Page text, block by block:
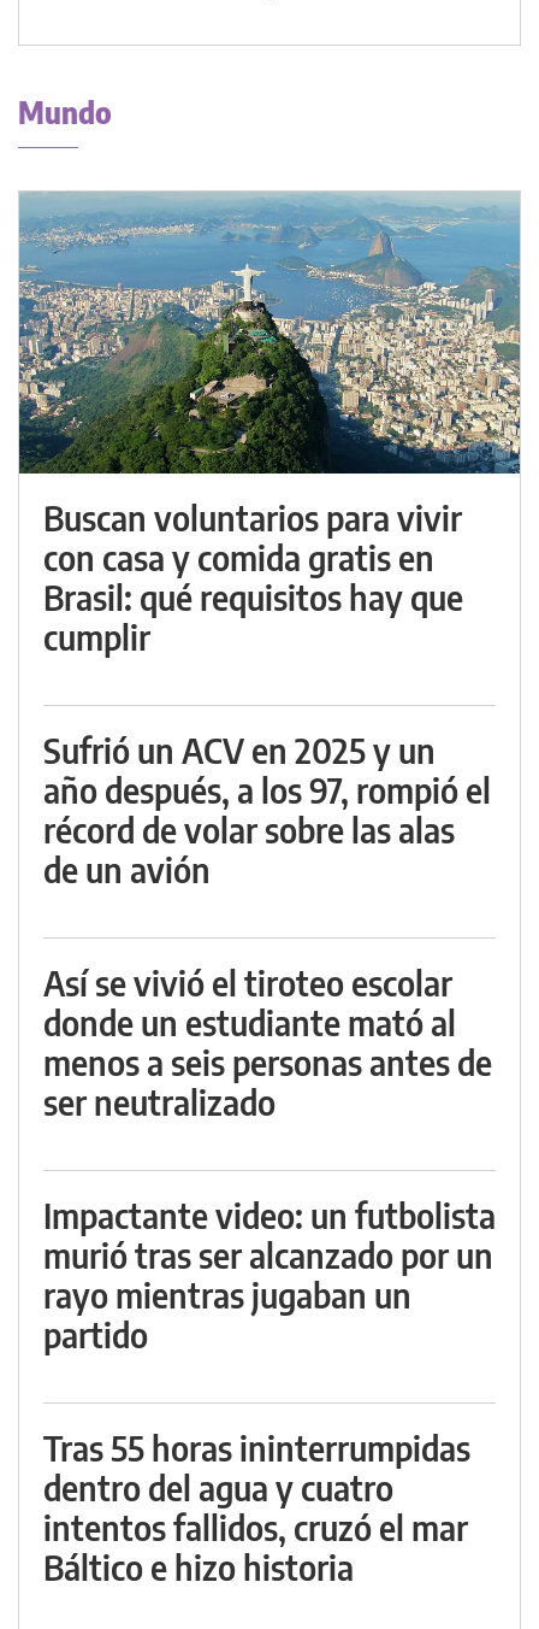
Mundo
Buscan voluntarios para vivir
con casa y comida gratis en
Brasil: qué requisitos hay que
cumplir
Sufrió un ACV en 2025 y un
año después, a los 97, rompió el
récord de volar sobre las alas
de un avión
Así se vivió el tiroteo escolar
donde un estudiante mató al
menos a seis personas antes de
ser neutralizado
Impactante video: un futbolista
murió tras ser alcanzado por un
rayo mientras jugaban un
partido
Tras 55 horas ininterrumpidas
dentro del agua y cuatro
intentos fallidos, cruzó el mar
Báltico e hizo historia